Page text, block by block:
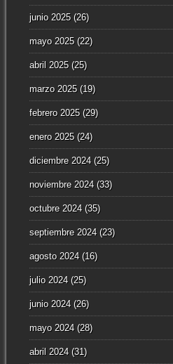
junio 2025(26)
mayo 2025(22)
abril 2025(25)
marzo 2025(19)
febrero 2025(29)
enero 2025(24)
diciembre 2024(25)
noviembre 2024(33)
octubre 2024(35)
septiembre 2024(23)
agosto 2024(16)
julio 2024(25)
junio 2024(26)
mayo 2024(28)
abril 2024(31)